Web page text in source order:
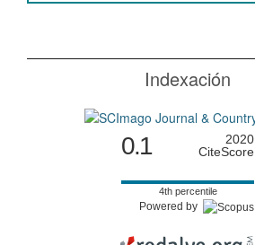
Indexación
0.1
2020
CiteScore
4th percentile
Powered by